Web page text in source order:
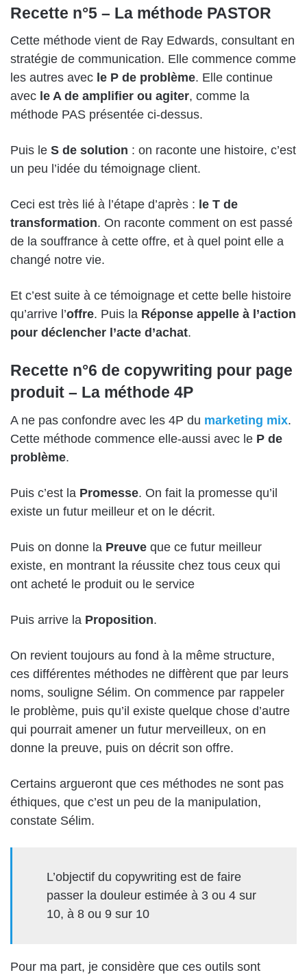
Recette n°5 – La méthode PASTOR
Cette méthode vient de Ray Edwards, consultant en
stratégie de communication. Elle commence comme
les autres avec le P de problème. Elle continue
avec le A de amplifier ou agiter, comme la
méthode PAS présentée ci-dessus.
Puis le S de solution : on raconte une histoire, c’est
un peu l’idée du témoignage client.
Ceci est très lié à l’étape d’après : le T de
transformation. On raconte comment on est passé
de la souffrance à cette offre, et à quel point elle a
changé notre vie.
Et c’est suite à ce témoignage et cette belle histoire
qu’arrive l’offre. Puis la Réponse appelle à l’action
pour déclencher l’acte d’achat.
Recette n°6 de copywriting pour page
produit – La méthode 4P
A ne pas confondre avec les 4P du marketing mix.
Cette méthode commence elle-aussi avec le P de
problème.
Puis c’est la Promesse. On fait la promesse qu’il
existe un futur meilleur et on le décrit.
Puis on donne la Preuve que ce futur meilleur
existe, en montrant la réussite chez tous ceux qui
ont acheté le produit ou le service
Puis arrive la Proposition.
On revient toujours au fond à la même structure,
ces différentes méthodes ne diffèrent que par leurs
noms, souligne Sélim. On commence par rappeler
le problème, puis qu’il existe quelque chose d’autre
qui pourrait amener un futur merveilleux, on en
donne la preuve, puis on décrit son offre.
Certains argueront que ces méthodes ne sont pas
éthiques, que c’est un peu de la manipulation,
constate Sélim.
L’objectif du copywriting est de faire
passer la douleur estimée à 3 ou 4 sur
10, à 8 ou 9 sur 10
Pour ma part, je considère que ces outils sont